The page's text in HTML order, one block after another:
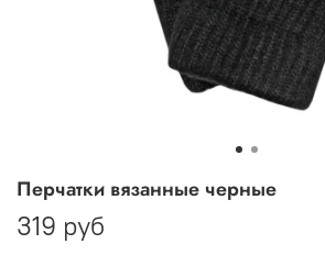
Перчатки вязанные черные
319 руб